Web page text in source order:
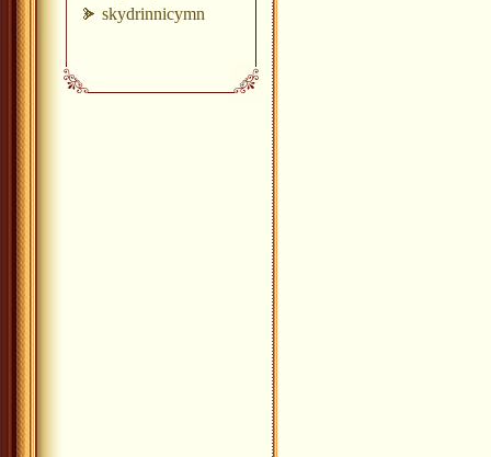
skydrinnicymn